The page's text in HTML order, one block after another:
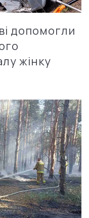
допомогли
жінку